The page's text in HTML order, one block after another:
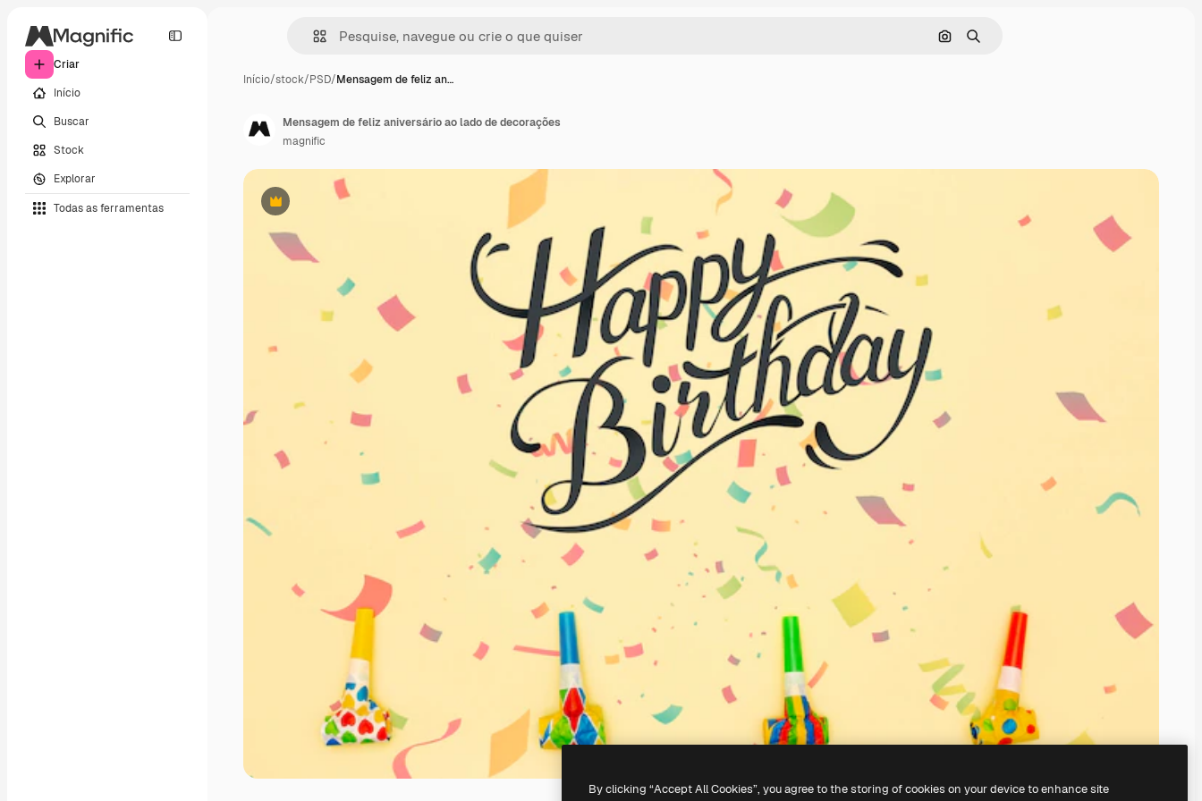
Criar
Início
Buscar
Stock
Explorar
Todas as ferramentas
Pesquisar por imagem
Buscar
Início/stock/PSD/Mensagem de feliz an…
Premium
Mensagem de feliz aniversário ao lado de decorações
magnific
By clicking “Accept All Cookies”, you agree to the storing of cookies on your device to enhance site